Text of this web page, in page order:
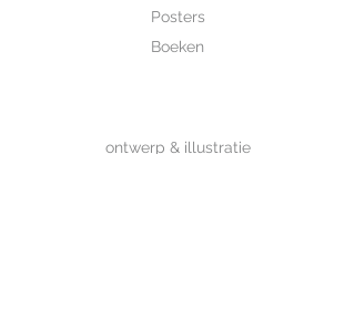
Posters
Boeken
ontwerp & illustratie